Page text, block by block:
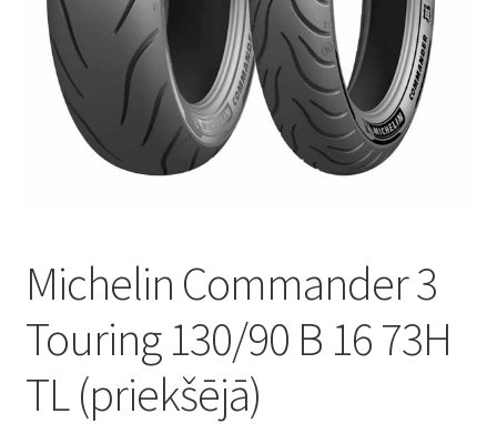
Michelin Commander 3
Touring 130/90 B 16 73H
TL (priekšējā)